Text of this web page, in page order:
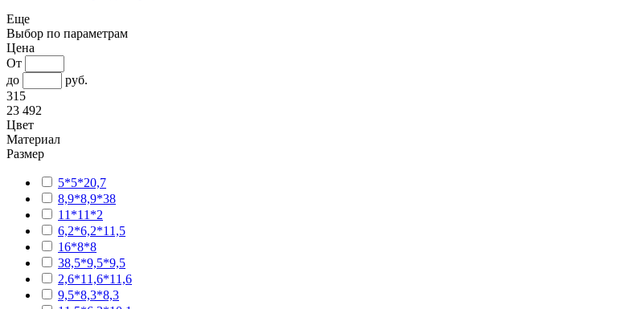
Еще
Выбор по параметрам
Цена
От
до
руб.
315
23 492
Цвет
Материал
Размер
5*5*20,7
8,9*8,9*38
11*11*2
6,2*6,2*11,5
16*8*8
38,5*9,5*9,5
2,6*11,6*11,6
9,5*8,3*8,3